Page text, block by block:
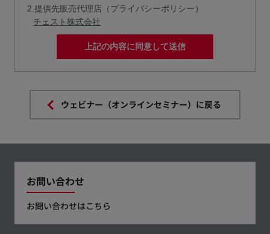
2.提供先販売代理店（プライバシーポリシー）
チェスト株式会社
上記の内容に同意して送信
ウェビナー（オンラインセミナー）に戻る
お問い合わせ
お問い合わせはこちら